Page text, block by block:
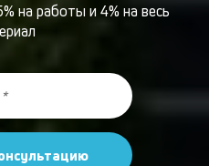
на работы и 4% на весь